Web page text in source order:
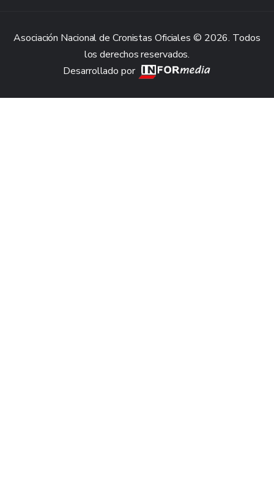
Asociación Nacional de Cronistas Oficiales © 2026. Todos
los derechos reservados.
Desarrollado por